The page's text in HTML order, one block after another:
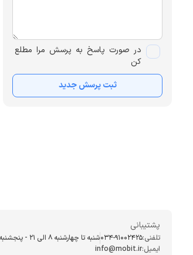
در صورت پاسخ به پرسش مرا مطلع
کن
ثبت پرسش جدید
پشتیبانی
تلفنی:034-91002425شنبه تا چهارشنبه ۸ الی ۲۱ - پنجشنبه 8 الی ۲۰:۳۰
ایمیل:info@mobit.ir